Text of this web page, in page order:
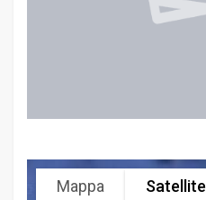
Mappa Satellite